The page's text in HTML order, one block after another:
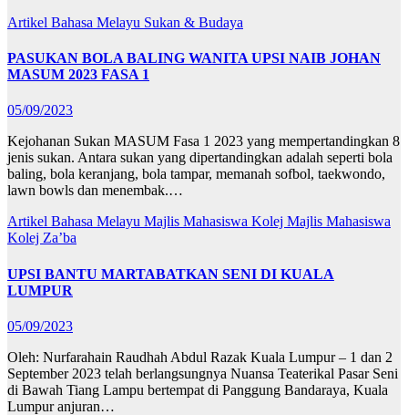
Artikel Bahasa Melayu Sukan & Budaya
PASUKAN BOLA BALING WANITA UPSI NAIB JOHAN
MASUM 2023 FASA 1
05/09/2023
Kejohanan Sukan MASUM Fasa 1 2023 yang mempertandingkan 8
jenis sukan. Antara sukan yang dipertandingkan adalah seperti bola
baling, bola keranjang, bola tampar, memanah sofbol, taekwondo,
lawn bowls dan menembak.…
Artikel Bahasa Melayu Majlis Mahasiswa Kolej Majlis Mahasiswa
Kolej Za’ba
UPSI BANTU MARTABATKAN SENI DI KUALA
LUMPUR
05/09/2023
Oleh: Nurfarahain Raudhah Abdul Razak Kuala Lumpur – 1 dan 2
September 2023 telah berlangsungnya Nuansa Teaterikal Pasar Seni
di Bawah Tiang Lampu bertempat di Panggung Bandaraya, Kuala
Lumpur anjuran…